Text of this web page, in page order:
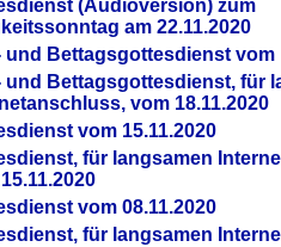
(Audioversion) zum
am 22.11.2020
und Bettagsgottesdienst vom
und Bettagsgottesdienst, für
vom 18.11.2020
vom 15.11.2020
für langsamen
vom 08.11.2020
für langsamen